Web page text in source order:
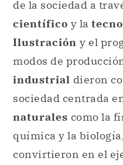
de la sociedad a
científico y la
Ilustración y el
modos de
industrial dieron
sociedad centrada
naturales como la
química y la
convirtieron en el